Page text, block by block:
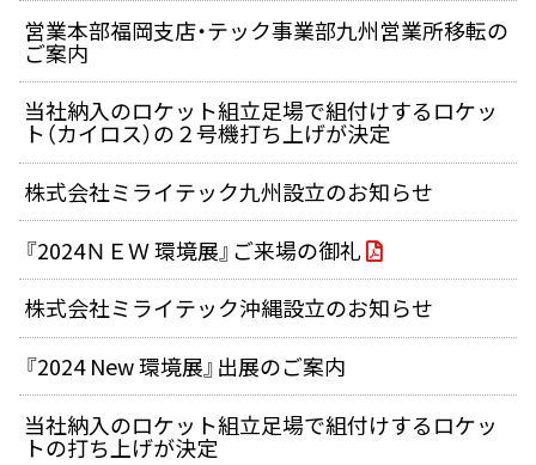
営業本部福岡支店・テック事業部九州営業所移転の
ご案内
当社納入のロケット組立足場で組付けするロケッ
ト（カイロス）の２号機打ち上げが決定
株式会社ミライテック九州設立のお知らせ
『2024ＮＥＷ 環境展』ご来場の御礼
株式会社ミライテック沖縄設立のお知らせ
『2024 New 環境展』出展のご案内
当社納入のロケット組立足場で組付けするロケッ
トの打ち上げが決定